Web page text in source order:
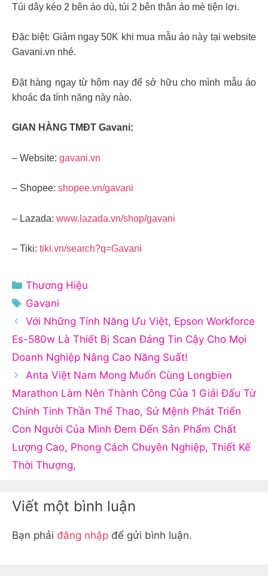
Túi dây kéo 2 bên áo dù, túi 2 bên thân áo mè tiện lợi.
Đặc biệt: Giảm ngay 50K khi mua mẫu áo này tại website
Gavani.vn nhé.
Đặt hàng ngay từ hôm nay để sở hữu cho mình mẫu áo
khoác đa tính năng này nào.
GIAN HÀNG TMĐT Gavani:
– Website: gavani.vn
– Shopee: shopee.vn/gavani
– Lazada: www.lazada.vn/shop/gavani
– Tiki: tiki.vn/search?q=Gavani
Danh
mục
Thương Hiệu
Thẻ
Gavani
Với Những Tính Năng Ưu Việt, Epson Workforce
Es-580w Là Thiết Bị Scan Đáng Tin Cậy Cho Mọi
Doanh Nghiệp Nâng Cao Năng Suất!
Anta Việt Nam Mong Muốn Cùng Longbien
Marathon Làm Nên Thành Công Của 1 Giải Đấu Từ
Chính Tinh Thần Thể Thao, Sứ Mệnh Phát Triển
Con Người Của Mình Đem Đến Sản Phẩm Chất
Lượng Cao, Phong Cách Chuyên Nghiệp, Thiết Kế
Thời Thượng,
Viết một bình luận
Bạn phải đăng nhập để gửi bình luận.